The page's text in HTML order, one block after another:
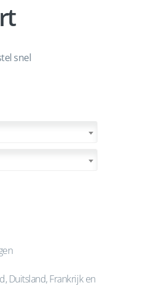
snel
Duitsland, Frankrijk en